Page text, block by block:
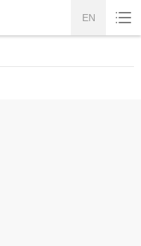
EN